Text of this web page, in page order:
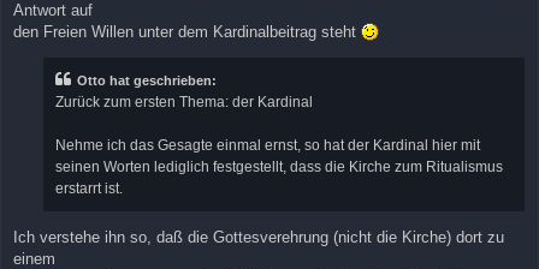
Antwort auf
den Freien Willen unter dem Kardinalbeitrag steht
Otto hat geschrieben:
Zurück zum ersten Thema: der Kardinal
Nehme ich das Gesagte einmal ernst, so hat der Kardinal hier mit
seinen Worten lediglich festgestellt, dass die Kirche zum Ritualismus
erstarrt ist.
Ich verstehe ihn so, daß die Gottesverehrung (nicht die Kirche) dort zu
einem